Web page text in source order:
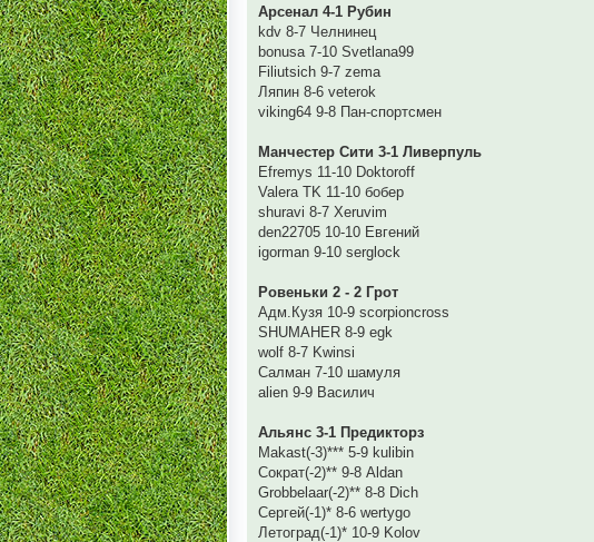
Арсенал 4-1 Рубин
kdv 8-7 Челнинец
bonusa 7-10 Svetlana99
Filiutsich 9-7 zema
Ляпин 8-6 veterok
viking64 9-8 Пан-спортсмен
Манчестер Сити 3-1 Ливерпуль
Efremys 11-10 Doktoroff
Valera TK 11-10 бобер
shuravi 8-7 Xeruvim
den22705 10-10 Евгений
igorman 9-10 serglock
Ровеньки 2 - 2 Грот
Адм.Кузя 10-9 scorpioncross
SHUMAHER 8-9 egk
wolf 8-7 Kwinsi
Салман 7-10 шамуля
alien 9-9 Василич
Альянс 3-1 Предикторз
Makast(-3)*** 5-9 kulibin
Сократ(-2)** 9-8 Aldan
Grobbelaar(-2)** 8-8 Dich
Сергей(-1)* 8-6 wertygo
Летоград(-1)* 10-9 Kolov